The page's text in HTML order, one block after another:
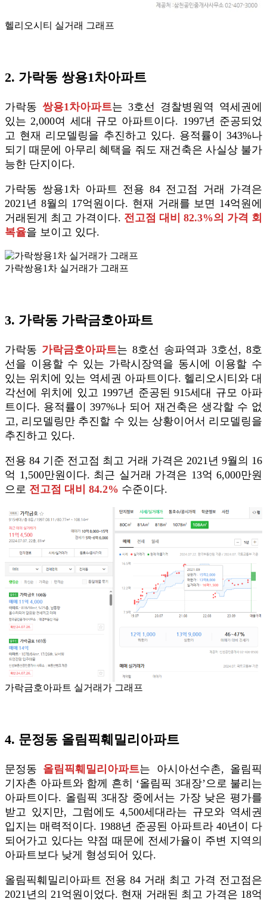
헬리오시티 실거래 그래프
2. 가락동 쌍용1차아파트
가락동 쌍용1차아파트는 3호선 경찰병원역 역세권에
있는 2,000여 세대 규모 아파트이다. 1997년 준공되었
고 현재 리모델링을 추진하고 있다. 용적률이 343%나
되기 때문에 아무리 혜택을 줘도 재건축은 사실상 불가
능한 단지이다.
가락동 쌍용1차 아파트 전용 84 전고점 거래 가격은
2021년 8월의 17억원이다. 현재 거래를 보면 14억원에
거래된게 최고 가격이다. 전고점 대비 82.3%의 가격 회
복율을 보이고 있다.
가락쌍용1차 실거래가 그래프
3. 가락동 가락금호아파트
가락동 가락금호아파트는 8호선 송파역과 3호선, 8호
선을 이용할 수 있는 가락시장역을 동시에 이용할 수
있는 위치에 있는 역세권 아파트이다. 헬리오시티와 대
각선에 위치에 있고 1997년 준공된 915세대 규모 아파
트이다. 용적률이 397%나 되어 재건축은 생각할 수 없
고, 리모델링만 추진할 수 있는 상황이어서 리모델링을
추진하고 있다.
전용 84 기준 전고점 최고 거래 가격은 2021년 9월의 16
억 1,500만원이다. 최근 실거래 가격은 13억 6,000만원
으로 전고점 대비 84.2% 수준이다.
가락금호아파트 실거래가 그래프
4. 문정동 올림픽훼밀리아파트
문정동 올림픽훼밀리아파트는 아시아선수촌, 올림픽
기자촌 아파트와 함께 흔히 ‘올림픽 3대장’으로 불리는
아파트이다. 올림픽 3대장 중에서는 가장 낮은 평가를
받고 있지만, 그럼에도 4,500세대라는 규모와 역세권
입지는 매력적이다. 1988년 준공된 아파트라 40년이 다
되어가고 있다는 약점 때문에 전세가율이 주변 지역의
아파트보다 낮게 형성되어 있다.
올림픽훼밀리아파트 전용 84 거래 최고 가격 전고점은
2021년의 21억원이었다. 현재 거래된 최고 가격은 18억